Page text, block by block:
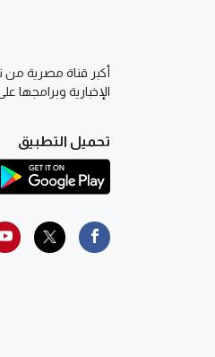
أكبر قناة مصرية من
الإخبارية وبرامجها على
تحميل التطبيق